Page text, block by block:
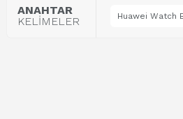
ANAHTAR
KELİMELER
Huawei Watch